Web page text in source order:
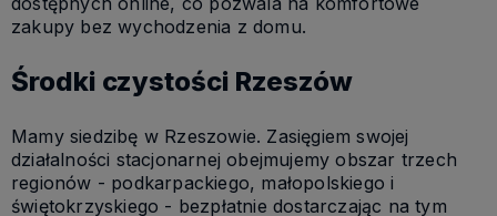
zakupy bez wychodzenia z domu.
Środki czystości Rzeszów
Mamy siedzibę w Rzeszowie. Zasięgiem swojej
działalności stacjonarnej obejmujemy obszar trzech
regionów - podkarpackiego, małopolskiego i
świętokrzyskiego - bezpłatnie dostarczając na tym